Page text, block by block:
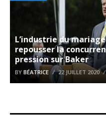
L’industrie du
repousser la
pression sur Baker
BY BÉATRICE 22 JUILLET 2020